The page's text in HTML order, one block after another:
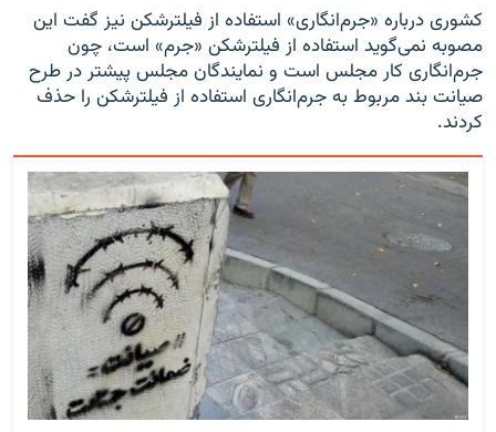
کشوری درباره «جرم‌انگاری» استفاده از فیلترشکن نیز گفت این
مصوبه نمی‌گوید استفاده از فیلترشکن «جرم» است، چون
جرم‌انگاری کار مجلس است و نمایندگان مجلس پیشتر در طرح
صیانت بند مربوط به جرم‌انگاری استفاده از فیلترشکن را حذف
کردند.